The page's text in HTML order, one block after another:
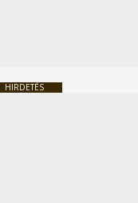
HIRDETÉS